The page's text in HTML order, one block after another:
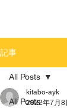
記事
All Posts
All Posts
kitabo-ayk
2022年7月8